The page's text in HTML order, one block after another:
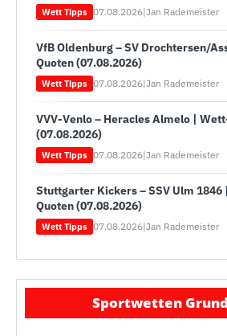
Wett Tipps 07.08.2026|Jan Rademeister
VfB Oldenburg – SV Drochtersen/
Quoten (07.08.2026)
Wett Tipps 07.08.2026|Jan Rademeister
VVV-Venlo – Heracles Almelo |
(07.08.2026)
Wett Tipps 07.08.2026|Jan Rademeister
Stuttgarter Kickers – SSV Ulm
Quoten (07.08.2026)
Wett Tipps 07.08.2026|Jan Rademeister
Sportwetten